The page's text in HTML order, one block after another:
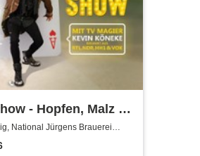
- Hopfen, Malz &
Kevin Köneke
National Jürgens Brauerei